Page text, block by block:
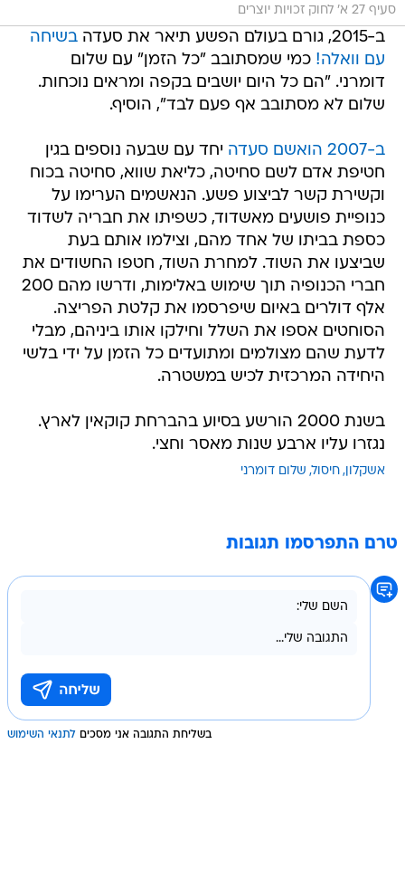
סעיף 27 א' לחוק זכויות יוצרים
ב-2015, גורם בעולם הפשע תיאר את סעדה
בשיחה
עם וואלה! כמי שמסתובב "כל הזמן" עם שלום
דומרני. "הם כל היום יושבים בקפה ומראים נוכחות.
שלום לא מסתובב אף פעם לבד", הוסיף.
ב-2007 הואשם סעדה
יחד עם שבעה נוספים בגין
חטיפת אדם לשם סחיטה, כליאת שווא, סחיטה בכוח
וקשירת קשר לביצוע פשע. הנאשמים הערימו על
כנופיית פושעים מאשדוד, כשפיתו את חבריה לשדוד
כספת בביתו של אחד מהם, וצילמו אותם בעת
שביצעו את השוד. למחרת השוד, חטפו החשודים את
חברי הכנופיה תוך שימוש באלימות, ודרשו מהם 200
אלף דולרים באיום שיפרסמו את קלטת הפריצה.
הסוחטים אספו את השלל וחילקו אותו ביניהם, מבלי
לדעת שהם מצולמים ומתועדים כל הזמן על ידי בלשי
היחידה המרכזית לכיש במשטרה.
בשנת 2000 הורשע בסיוע בהברחת קוקאין לארץ.
נגזרו עליו ארבע שנות מאסר וחצי.
אשקלון חיסול שלום דומרני
טרם התפרסמו תגובות
בשליחת התגובה אני מסכים לתנאי השימוש